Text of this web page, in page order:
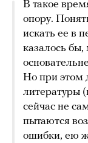
В такое
опору.
искать ее в
казалось
Но при этом
литературы
сейчас не
пытаются
ошибки, ею